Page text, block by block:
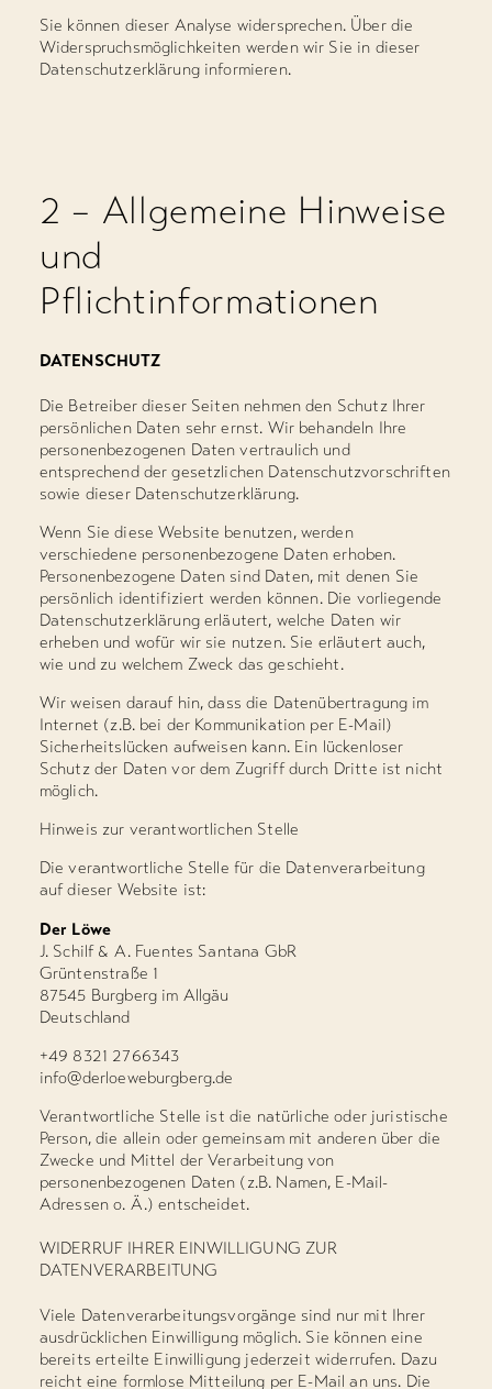
Sie können dieser Analyse widersprechen. Über die
Widerspruchsmöglichkeiten werden wir Sie in dieser
Datenschutzerklärung informieren.
2 – Allgemeine Hinweise
und
Pflichtinformationen
DATENSCHUTZ
Die Betreiber dieser Seiten nehmen den Schutz Ihrer
persönlichen Daten sehr ernst. Wir behandeln Ihre
personenbezogenen Daten vertraulich und
entsprechend der gesetzlichen Datenschutzvorschriften
sowie dieser Datenschutzerklärung.
Wenn Sie diese Website benutzen, werden
verschiedene personenbezogene Daten erhoben.
Personenbezogene Daten sind Daten, mit denen Sie
persönlich identifiziert werden können. Die vorliegende
Datenschutzerklärung erläutert, welche Daten wir
erheben und wofür wir sie nutzen. Sie erläutert auch,
wie und zu welchem Zweck das geschieht.
Wir weisen darauf hin, dass die Datenübertragung im
Internet (z.B. bei der Kommunikation per E-Mail)
Sicherheitslücken aufweisen kann. Ein lückenloser
Schutz der Daten vor dem Zugriff durch Dritte ist nicht
möglich.
Hinweis zur verantwortlichen Stelle
Die verantwortliche Stelle für die Datenverarbeitung
auf dieser Website ist:
Der Löwe
J. Schilf & A. Fuentes Santana GbR
Grüntenstraße 1
87545 Burgberg im Allgäu
Deutschland
+49 8321 2766343
info@derloeweburgberg.de
Verantwortliche Stelle ist die natürliche oder juristische
Person, die allein oder gemeinsam mit anderen über die
Zwecke und Mittel der Verarbeitung von
personenbezogenen Daten (z.B. Namen, E-Mail-
Adressen o. Ä.) entscheidet.
WIDERRUF IHRER EINWILLIGUNG ZUR
DATENVERARBEITUNG
Viele Datenverarbeitungsvorgänge sind nur mit Ihrer
ausdrücklichen Einwilligung möglich. Sie können eine
bereits erteilte Einwilligung jederzeit widerrufen. Dazu
reicht eine formlose Mitteilung per E-Mail an uns. Die